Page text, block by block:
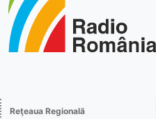
Reţeaua Regională